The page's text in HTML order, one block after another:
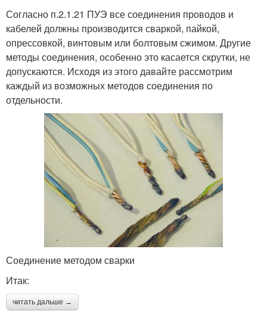
Согласно п.2.1.21 ПУЭ все соединения проводов и
кабелей должны производится сваркой, пайкой,
опрессовкой, винтовым или болтовым сжимом. Другие
методы соединения, особенно это касается скрутки, не
допускаются. Исходя из этого давайте рассмотрим
каждый из возможных методов соединения по
отдельности.
Соединение методом сварки
Итак:
читать дальше →